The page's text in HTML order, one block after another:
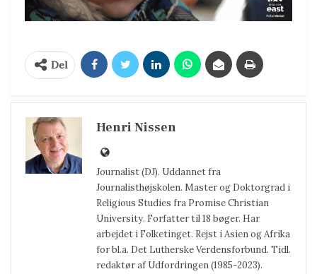
Del
Henri Nissen
Journalist (DJ). Uddannet fra
Journalisthøjskolen. Master og Doktorgrad i
Religious Studies fra Promise Christian
University. Forfatter til 18 bøger. Har
arbejdet i Folketinget. Rejst i Asien og Afrika
for bl.a. Det Lutherske Verdensforbund. Tidl.
redaktør af Udfordringen (1985-2023).